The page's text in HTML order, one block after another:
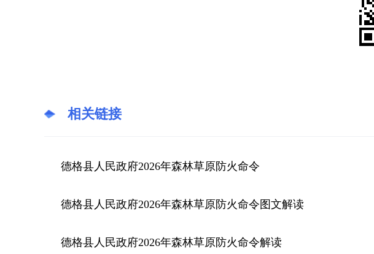
相关链接
德格县人民政府2026年森林草原防火命令
德格县人民政府2026年森林草原防火命令图文解读
德格县人民政府2026年森林草原防火命令解读